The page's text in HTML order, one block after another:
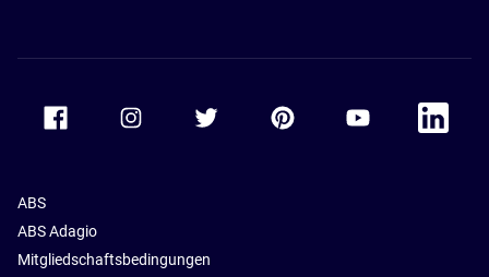
Accor Youtube
Accor
ABS
ABS Adagio
Mitgliedschaftsbedingungen